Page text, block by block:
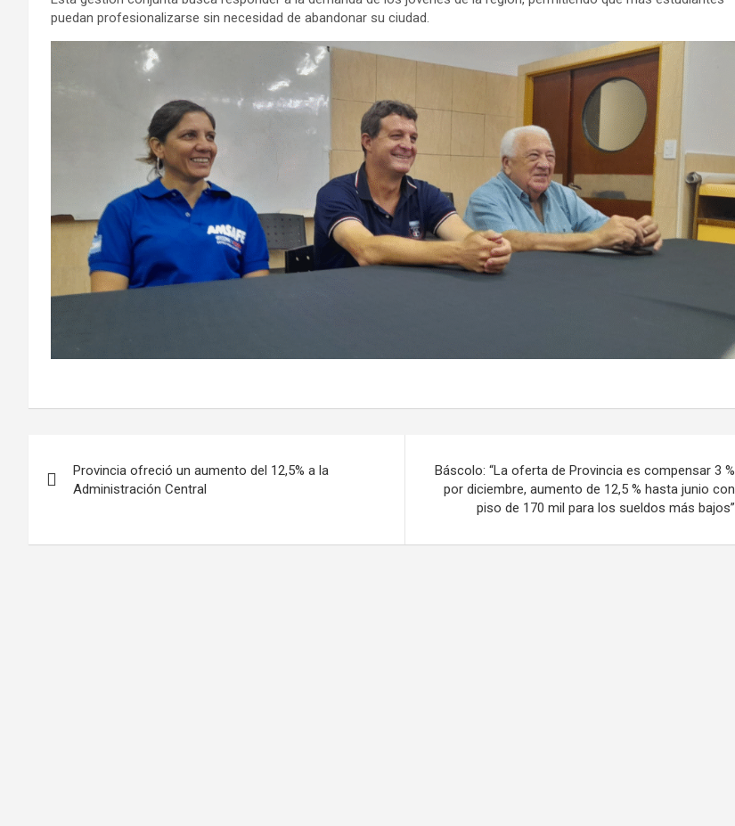
puedan profesionalizarse sin necesidad de abandonar su ciudad.
de
Provincia ofreció un aumento del 12,5% a la
Administración Central
Báscolo: “La oferta de Provincia es compensar 3 %
por diciembre, aumento de 12,5 % hasta junio con
piso de 170 mil para los sueldos más bajos”